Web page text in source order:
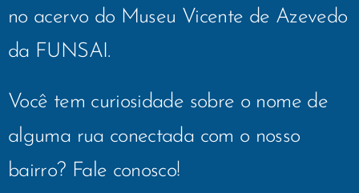
no acervo do Museu Vicente de Azevedo
da FUNSAI.
Você tem curiosidade sobre o nome de
alguma rua conectada com o nosso
bairro? Fale conosco!